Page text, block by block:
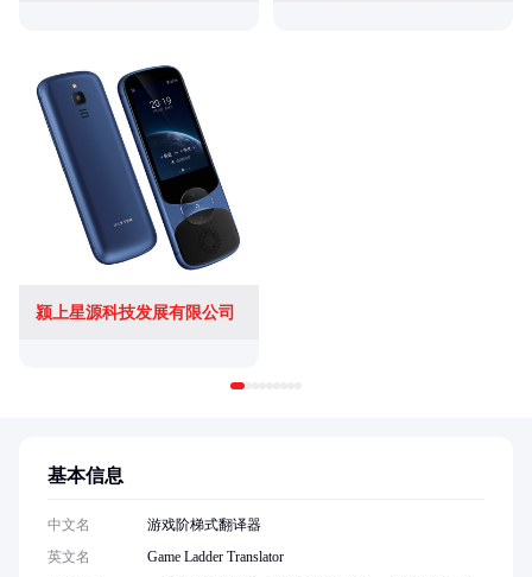
颍上星源科技发展有限公司
基本信息
中文名
游戏阶梯式翻译器
英文名
Game Ladder Translator